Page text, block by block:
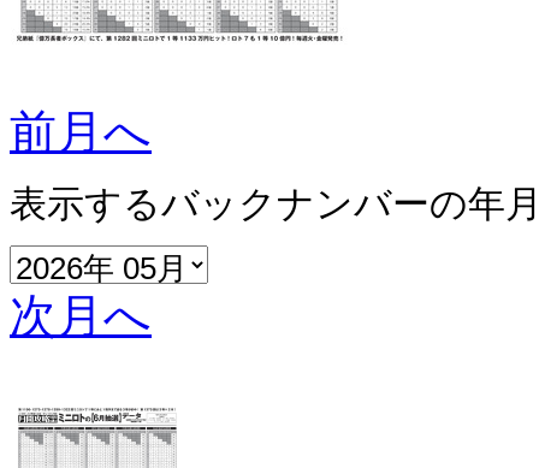
前月へ
表示するバックナンバーの年
次月へ